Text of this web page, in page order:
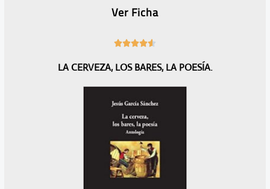
Ver Ficha

6
LA CERVEZA, LOS BARES, LA POESÍA.